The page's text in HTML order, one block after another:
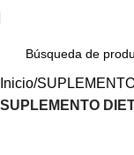
Inicio
SUPLEMENTO